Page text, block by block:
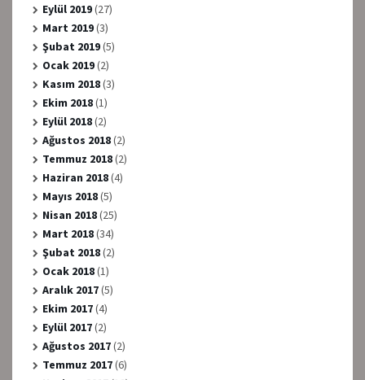
Eylül 2019(27)
Mart 2019(3)
Şubat 2019(5)
Ocak 2019(2)
Kasım 2018(3)
Ekim 2018(1)
Eylül 2018(2)
Ağustos 2018(2)
Temmuz 2018(2)
Haziran 2018(4)
Mayıs 2018(5)
Nisan 2018(25)
Mart 2018(34)
Şubat 2018(2)
Ocak 2018(1)
Aralık 2017(5)
Ekim 2017(4)
Eylül 2017(2)
Ağustos 2017(2)
Temmuz 2017(6)